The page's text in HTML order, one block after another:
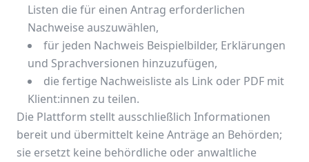
Listen die für einen Antrag erforderlichen
Nachweise auszuwählen,
für jeden Nachweis Beispielbilder, Erklärungen
und Sprachversionen hinzuzufügen,
die fertige Nachweisliste als Link oder PDF mit
Klient:innen zu teilen.
Die Plattform stellt ausschließlich Informationen
bereit und übermittelt keine Anträge an Behörden;
sie ersetzt keine behördliche oder anwaltliche